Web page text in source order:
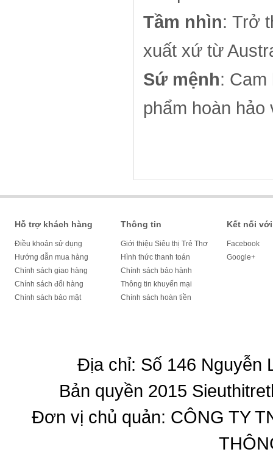
Tầm nhìn: Trở
xuất xứ từ
Sứ mệnh: Cam
phẩm hoàn
Hỗ trợ khách hàng
Điều khoản sử dụng
Hướng dẫn mua hàng
Chính sách giao hàng
Chính sách đổi hàng
Chính sách bảo mật
Thông tin
Giới thiệu Siêu thị Trẻ Thơ
Hình thức thanh toán
Chính sách bảo hành
Thông tin khuyến mại
Chính sách hoàn tiền
Kết nối
Facebook
Google+
Địa chỉ: Số 146 Nguyễn
Bản quyền 2015
Đơn vị chủ quản: CÔNG TY